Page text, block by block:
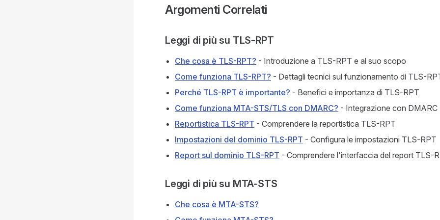
Argomenti Correlati
Leggi di più su TLS-RPT
Che cosa è TLS-RPT? - Introduzione a TLS-RPT e al suo scopo
Come funziona TLS-RPT? - Dettagli tecnici sul funzionamento di TLS-
Perché TLS-RPT è importante? - Benefici e importanza di TLS-RPT
Come funziona MTA-STS/TLS con DMARC? - Integrazione con DMARC
Reportistica TLS-RPT - Comprendere la reportistica TLS-RPT
Impostazioni del dominio TLS-RPT - Configura le impostazioni TLS-RPT
Report sul dominio TLS-RPT - Comprendere l'interfaccia del report TLS-
Leggi di più su MTA-STS
Che cosa è MTA-STS?